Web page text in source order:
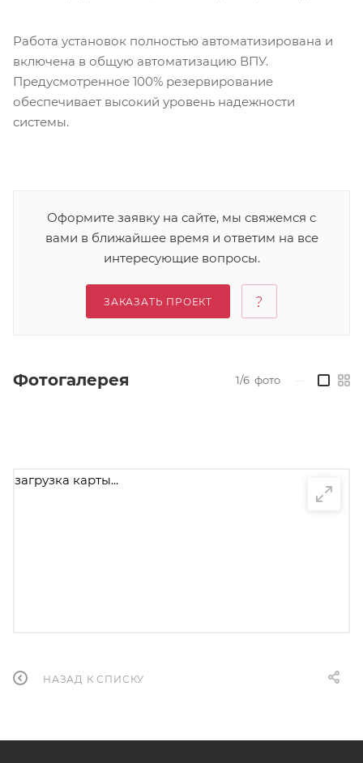
Работа установок полностью автоматизирована и
включена в общую автоматизацию ВПУ.
Предусмотренное 100% резервирование
обеспечивает высокий уровень надежности
системы.
Оформите заявку на сайте, мы свяжемся с
вами в ближайшее время и ответим на все
интересующие вопросы.
ЗАКАЗАТЬ ПРОЕКТ
Фотогалерея 1/6 фото
загрузка карты...
НАЗАД К СПИСКУ